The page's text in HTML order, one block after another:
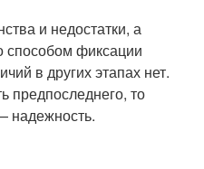
и недостатки, а
способом фиксации
в других этапах нет.
предпоследнего, то
надежность.